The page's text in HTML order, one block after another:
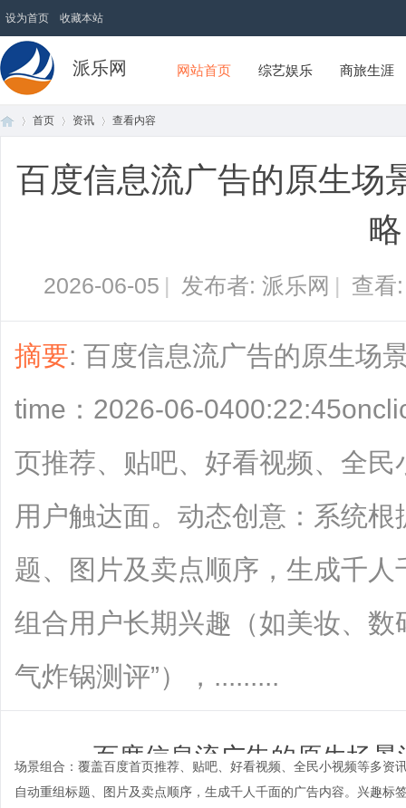
设为首页 收藏本站
派乐网 网站首页 综艺娱乐 商旅生涯
首页
›
资讯
›
查看内容
百度信息流广告的原生场
略
2026-06-05 | 发布者: 派乐网 | 查
摘要: 百度信息流广告的原生场
time：2026-06-
页推荐、贴吧、好看视频、全
用户触达面。动态创意：系统
题、图片及卖点顺序，生成千
组合用户长期兴趣（如美妆、数
气炸锅测评”），.........
百度信息流广告的原生场
time： 2026-06-04
场景组合：覆盖百度首页推荐、贴吧、好看视频、全民小视频等多资
自动重组标题、图片及卖点顺序，生成千人千面的广告内容。兴趣标